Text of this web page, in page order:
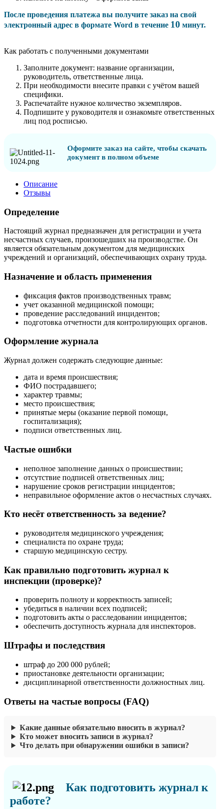
После проведения платежа вы получите заказ на свой
электронный адрес в формате Word в течение 10 минут.
Как работать с полученными документами
Заполните документ: название организации,
руководитель, ответственные лица.
При необходимости внесите правки с учётом вашей
специфики.
Распечатайте нужное количество экземпляров.
Подпишите у руководителя и ознакомьте ответственных
лиц под росписью.
Оформите заказ на сайте, чтобы скачать
документ в полном объеме
Описание
Отзывы
Определение
Настоящий журнал предназначен для регистрации и учета
несчастных случаев, произошедших на производстве. Он
является обязательным документом для медицинских
учреждений и организаций, обеспечивающих охрану труда.
Назначение и область применения
фиксация фактов производственных травм;
учет оказанной медицинской помощи;
проведение расследований инцидентов;
подготовка отчетности для контролирующих органов.
Оформление журнала
Журнал должен содержать следующие данные:
дата и время происшествия;
ФИО пострадавшего;
характер травмы;
место происшествия;
принятые меры (оказание первой помощи,
госпитализация);
подписи ответственных лиц.
Частые ошибки
неполное заполнение данных о происшествии;
отсутствие подписей ответственных лиц;
нарушение сроков регистрации инцидентов;
неправильное оформление актов о несчастных случаях.
Кто несёт ответственность за ведение?
руководителя медицинского учреждения;
специалиста по охране труда;
старшую медицинскую сестру.
Как правильно подготовить журнал к
инспекции (проверке)?
проверить полноту и корректность записей;
убедиться в наличии всех подписей;
подготовить акты о расследовании инцидентов;
обеспечить доступность журнала для инспекторов.
Штрафы и последствия
штраф до 200 000 рублей;
приостановке деятельности организации;
дисциплинарной ответственности должностных лиц.
Ответы на частые вопросы (FAQ)
Какие данные обязательно вносить в журнал?
Кто может вносить записи в журнал?
Что делать при обнаружении ошибки в записи?
Как подготовить журнал к
работе?